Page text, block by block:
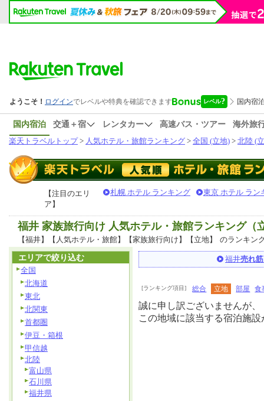
国内宿泊 交通＋宿 レンタカー 高速バス・ツアー
海外旅
楽天トラベルトップ> 人気ホテル・旅館ランキング > 全国 (立地) > 北陸 (
【注目のエリ
ア】
札幌 ホテル ランキング 東京 ホテル ラン
福井 家族旅行向け 人気ホテル・旅館ランキング（
【福井】【人気ホテル・旅館】【家族旅行向け】【立地】 のランキン
福井売れ筋
[ランキング項目] 総合 立地 部屋 食
誠に申し訳ございませんが、
この地域に該当する宿泊施
エリアで絞り込む
全国
北海道
東北
北関東
首都圏
伊豆・箱根
甲信越
北陸
富山県
石川県
福井県